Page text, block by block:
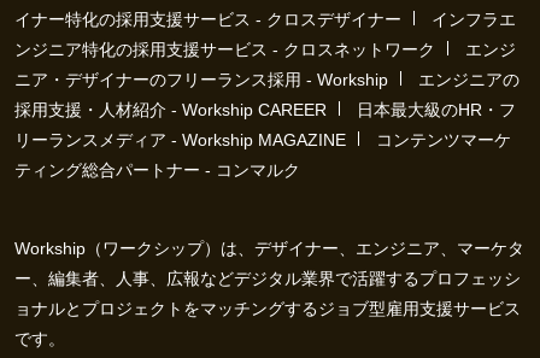
イナー特化の採用支援サービス - クロスデザイナー
インフラエ
ンジニア特化の採用支援サービス - クロスネットワーク
エンジ
ニア・デザイナーのフリーランス採用 - Workship
エンジニアの
採用支援・人材紹介 - Workship CAREER
日本最大級のHR・フ
リーランスメディア - Workship MAGAZINE
コンテンツマーケ
ティング総合パートナー - コンマルク
Workship（ワークシップ）は、デザイナー、エンジニア、マーケタ
ー、編集者、人事、広報などデジタル業界で活躍するプロフェッシ
ョナルとプロジェクトをマッチングするジョブ型雇用支援サービス
です。